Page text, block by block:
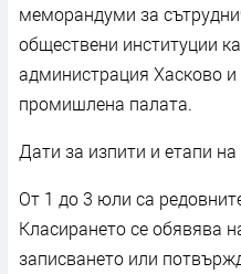
меморандуми за
обществени институции
администрация Хасково
промишлена палата.
Дати за изпити и етапи на
От 1 до 3 юли са
Класирането се обявява
записването или